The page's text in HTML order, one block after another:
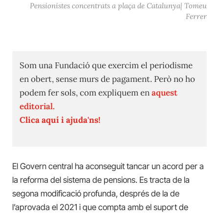
Pensionistes concentrats a plaça de Catalunya| Tomeu
Ferrer
Som una Fundació que exercim el periodisme
en obert, sense murs de pagament. Però no ho
podem fer sols, com expliquem enaquest
editorial.
Clica aquí i ajuda'ns!
El Govern central ha aconseguit tancar un acord per a
la reforma del sistema de pensions. Es tracta de la
segona modificació profunda, després de la de
l’aprovada el 2021 i que compta amb el suport de